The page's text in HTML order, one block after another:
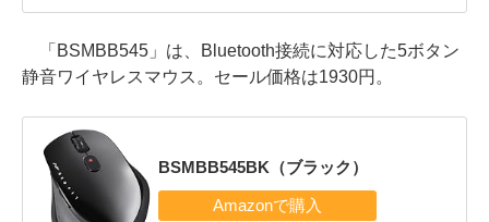
「BSMBB545」は、Bluetooth接続に対応した5ボタン
静音ワイヤレスマウス。セール価格は1930円。
BSMBB545BK（ブラック）